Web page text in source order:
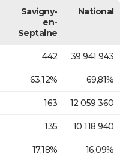
Savigny-
en-
Septaine
National
442 39 941 943
63,12% 69,81%
163 12 059 360
135 10 118 940
17,18% 16,09%